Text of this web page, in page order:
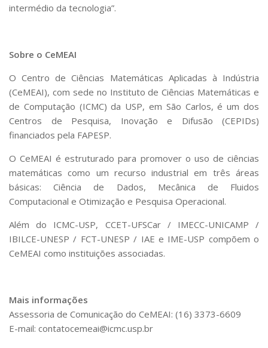
intermédio da tecnologia”.
Sobre o CeMEAI
O Centro de Ciências Matemáticas Aplicadas à Indústria
(CeMEAI), com sede no Instituto de Ciências Matemáticas e
de Computação (ICMC) da USP, em São Carlos, é um dos
Centros de Pesquisa, Inovação e Difusão (CEPIDs)
financiados pela FAPESP.
O CeMEAI é estruturado para promover o uso de ciências
matemáticas como um recurso industrial em três áreas
básicas: Ciência de Dados, Mecânica de Fluidos
Computacional e Otimização e Pesquisa Operacional.
Além do ICMC-USP, CCET-UFSCar / IMECC-UNICAMP /
IBILCE-UNESP / FCT-UNESP / IAE e IME-USP compõem o
CeMEAI como instituições associadas.
Mais informações
Assessoria de Comunicação do CeMEAI: (16) 3373-6609
E-mail: contatocemeai@icmc.usp.br